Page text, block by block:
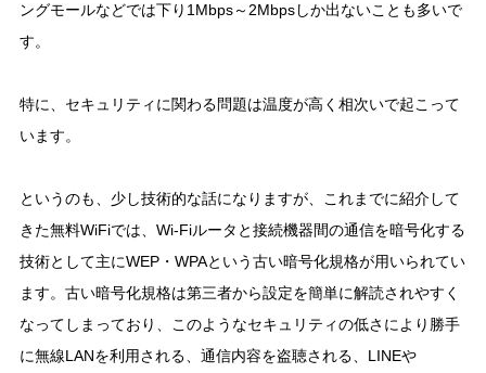
ングモールなどでは下り1Mbps～2Mbpsしか出ないことも多いで
す。
特に、セキュリティに関わる問題は温度が高く相次いで起こって
います。
というのも、少し技術的な話になりますが、これまでに紹介して
きた無料WiFiでは、Wi-Fiルータと接続機器間の通信を暗号化する
技術として主にWEP・WPAという古い暗号化規格が用いられてい
ます。古い暗号化規格は第三者から設定を簡単に解読されやすく
なってしまっており、このようなセキュリティの低さにより勝手
に無線LANを利用される、通信内容を盗聴される、LINEや